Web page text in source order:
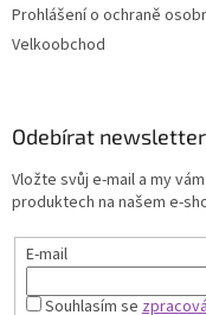
Prohlášení o ochraně
Velkoobchod
Odebírat newsletter
Vložte svůj e-mail a my
produktech na našem e-
E-mail
Souhlasím se